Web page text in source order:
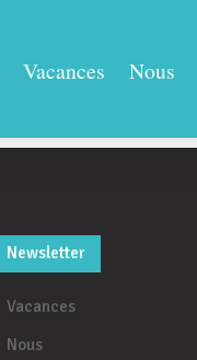
Vacances Nous
Newsletter
Vacances
Nous